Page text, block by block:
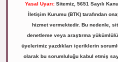
Yasal Uyarı: Sitemiz, 5651 Sayılı
İletişim Kurumu (BTK) tarafından
hizmet vermektedir. Bu nedenle,
denetleme veya araştırma
üyelerimiz yazdıkları içeriklerin
olarak bu sorumluluğu kabul etmiş